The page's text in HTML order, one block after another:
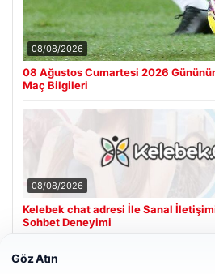
08/08/2026
08 Ağustos Cumartesi 2026
Maç Bilgileri
08/08/2026
Kelebek chat adresi İle Sanal
Sohbet Deneyimi
Göz Atın